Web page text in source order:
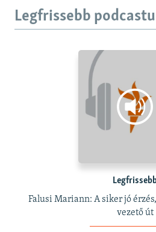
Legfrissebb
Falusi Mariann: A siker jó
vezető út